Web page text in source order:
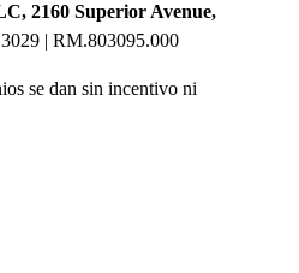
2160 Superior Avenue,
| RM.803095.000
se dan sin incentivo ni